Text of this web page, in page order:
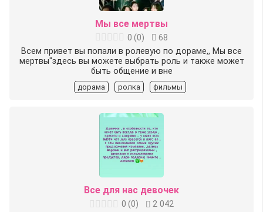
Мы все мертвы
0 (0)
68
Всем привет вы попали в ролевую по дораме,, Мы все
мертвы"здесь вы можете выбрать роль и также может
быть общение и вне
дорама ролка фильмы
Все для нас девочек
0 (0)
2 042